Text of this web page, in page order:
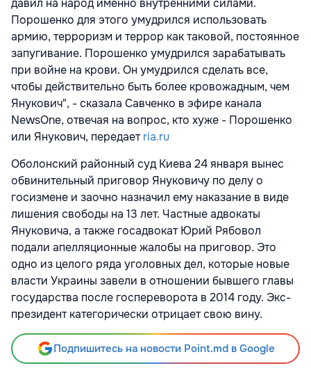
давил на народ именно внутренними силами.
Порошенко для этого умудрился использовать
армию, терроризм и террор как таковой, постоянное
запугивание. Порошенко умудрился зарабатывать
при войне на крови. Он умудрился сделать все,
чтобы действительно быть более кровожадным, чем
Янукович", - сказала Савченко в эфире канала
NewsOne, отвечая на вопрос, кто хуже - Порошенко
или Янукович, передаетria.ru
Оболонский районный суд Киева 24 января вынес
обвинительный приговор Януковичу по делу о
госизмене и заочно назначил ему наказание в виде
лишения свободы на 13 лет. Частные адвокаты
Януковича, а также госадвокат Юрий Рябовол
подали апелляционные жалобы на приговор. Это
одно из целого ряда уголовных дел, которые новые
власти Украины завели в отношении бывшего главы
государства после госпереворота в 2014 году. Экс-
президент категорически отрицает свою вину.
Подпишитесь на новости Point.md в Google